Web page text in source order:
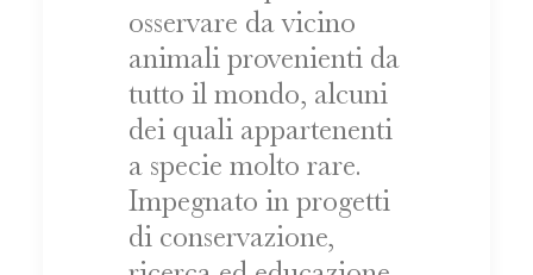
osservare da vicino
animali provenienti da
tutto il mondo, alcuni
dei quali appartenenti
a specie molto rare.
Impegnato in progetti
di conservazione,